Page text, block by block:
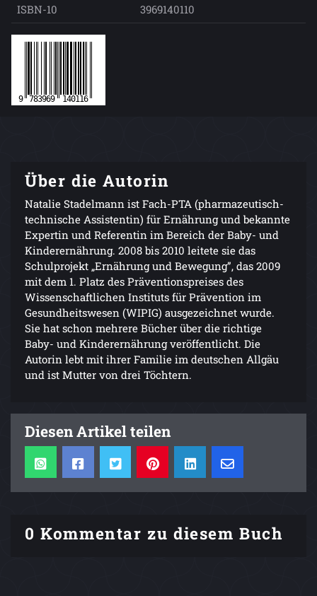
ISBN-10
3969140110
Über die Autorin
Natalie Stadelmann ist Fach-PTA (pharmazeutisch-
technische Assistentin) für Ernährung und bekannte
Expertin und Referentin im Bereich der Baby- und
Kinderernährung. 2008 bis 2010 leitete sie das
Schulprojekt „Ernährung und Bewegung”, das 2009
mit dem 1. Platz des Präventionspreises des
Wissenschaftlichen Instituts für Prävention im
Gesundheitswesen (WIPIG) ausgezeichnet wurde.
Sie hat schon mehrere Bücher über die richtige
Baby- und Kinderernährung veröffentlicht. Die
Autorin lebt mit ihrer Familie im deutschen Allgäu
und ist Mutter von drei Töchtern.
Diesen Artikel teilen
0 Kommentar zu diesem Buch